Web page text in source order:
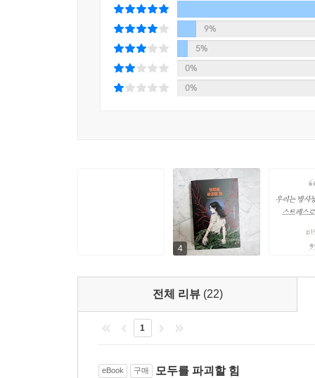
책의 마지막 장을 덮은 독자라면 알게 될 것이
내야 한다고. 쌓아올린 패배 끝에 희망이 피어난
될 것이다.
9%
5%
0%
0%
4
전체 리뷰 (22)
1
eBook 구매 모두를 파괴할 힘